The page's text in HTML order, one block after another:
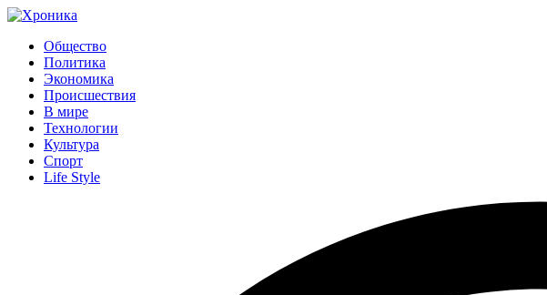
Общество
Политика
Экономика
Происшествия
В мире
Технологии
Культура
Спорт
Life Style